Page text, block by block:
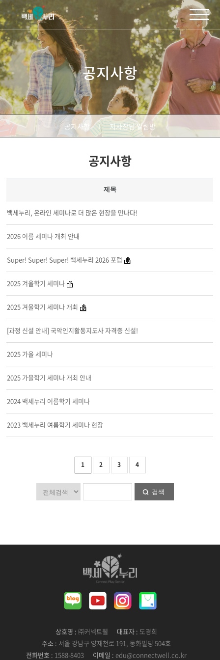
주메뉴 바로가기
컨텐츠 바로가기
공지사항
공지사항 지사장님 알림방
공지사항
제목
백세누리, 온라인 세미나로 더 많은 현장을 만나다!
2026 여름 세미나 개최 안내
Super! Super! Super! 백세누리 2026 포럼
2025 겨울학기 세미나
2025 겨울학기 세미나 개최
[과정 신설 안내] 국악인지활동지도사 자격증 신설!
2025 가을 세미나
2025 가을학기 세미나 개최 안내
2024 백세누리 여름학기 세미나
2023 백세누리 여름학기 세미나 현장
1 2 3 4
검색
상호명 : ㈜커넥트웰 대표자 : 도경희
주소 : 서울 강남구 양재천로 191, 동화빌딩 504호
전화번호 : 1588-8403 이메일 : edu@connectwell.co.kr